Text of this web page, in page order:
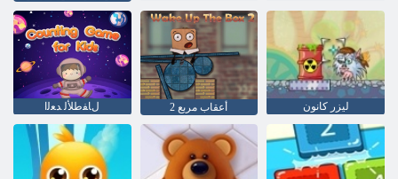
ﻝﺎﻔﻃﻸ ﻟ ﺪﻌﻟﺍ 2 أعقاب مربع ليزر كانون